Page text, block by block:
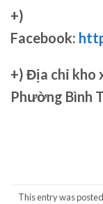
+)
Facebook:
+) Địa chỉ kho
Phường Bình
This entry was